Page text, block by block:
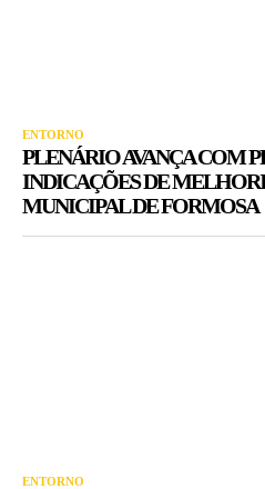
ENTORNO
PLENÁRIO AVANÇA COM
INDICAÇÕES DE
MUNICIPAL DE FORMOSA
ENTORNO